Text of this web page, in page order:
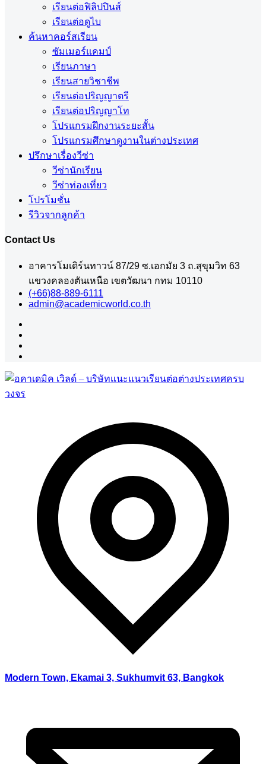
เรียนต่อฟิลิปปินส์
เรียนต่อดูไบ
ค้นหาคอร์สเรียน
ซัมเมอร์แคมป์
เรียนภาษา
เรียนสายวิชาชีพ
เรียนต่อปริญญาตรี
เรียนต่อปริญญาโท
โปรแกรมฝึกงานระยะสั้น
โปรแกรมศึกษาดูงานในต่างประเทศ
ปรึกษาเรื่องวีซ่า
วีซ่านักเรียน
วีซ่าท่องเที่ยว
โปรโมชั่น
รีวิวจากลูกค้า
Contact Us
อาคารโมเดิร์นทาวน์ 87/29 ซ.เอกมัย 3 ถ.สุขุมวิท 63
แขวงคลองตันเหนือ เขตวัฒนา กทม 10110
(+66)88-889-6111
admin@academicworld.co.th
Modern Town, Ekamai 3, Sukhumvit 63, Bangkok